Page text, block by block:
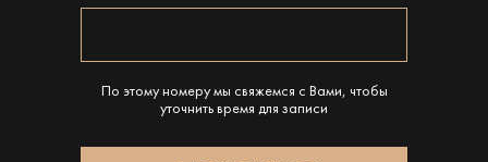
По этому номеру мы свяжемся с Вами, чтобы
уточнить время для записи